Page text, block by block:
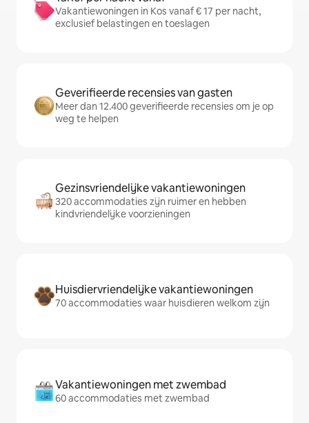
Vakantiewoningen in Kos vanaf € 17 per nacht,
exclusief belastingen en toeslagen
Geverifieerde recensies van gasten
Meer dan 12.400 geverifieerde recensies om je op
weg te helpen
Gezinsvriendelijke vakantiewoningen
320 accommodaties zijn ruimer en hebben
kindvriendelijke voorzieningen
Huisdiervriendelijke vakantiewoningen
70 accommodaties waar huisdieren welkom zijn
Vakantiewoningen met zwembad
60 accommodaties met zwembad